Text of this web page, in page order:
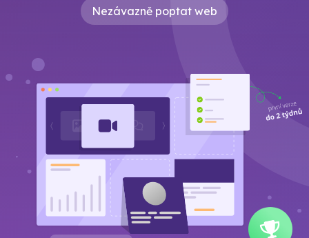
Nezávazně poptat web